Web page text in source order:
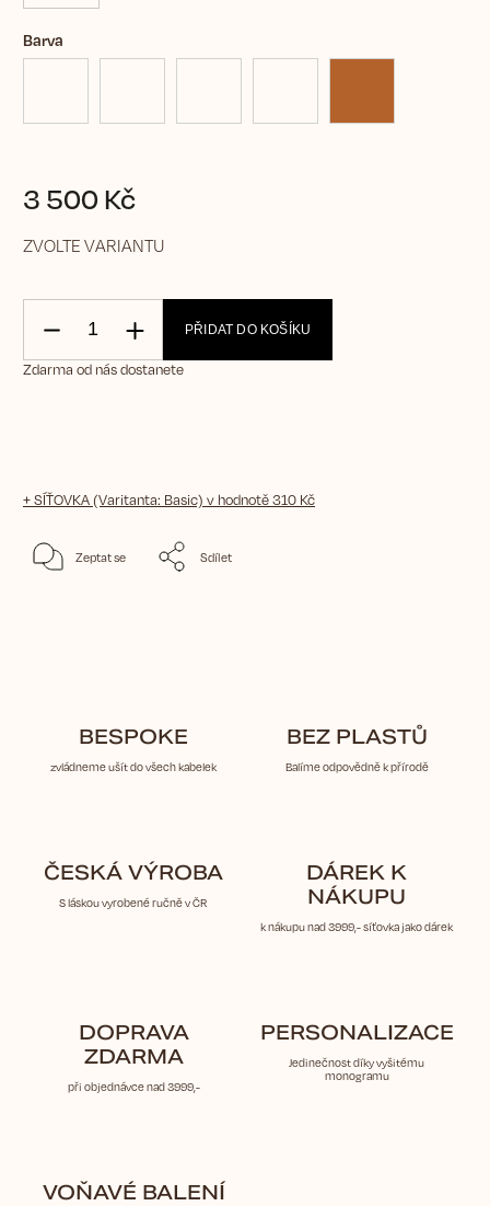
Barva
3 500 Kč
ZVOLTE VARIANTU
PŘIDAT DO KOŠÍKU
Zdarma od nás dostanete
+ SÍŤOVKA (Varitanta: Basic) v hodnotě 310 Kč
Zeptat se Sdílet
BESPOKE
zvládneme ušít do všech kabelek
BEZ PLASTŮ
Balíme odpovědně k přírodě
ČESKÁ VÝROBA
S láskou vyrobené ručně v ČR
DÁREK K
NÁKUPU
k nákupu nad 3999,- síťovka jako dárek
DOPRAVA
ZDARMA
při objednávce nad 3999,-
PERSONALIZACE
Jedinečnost díky vyšitému
monogramu
VOŇAVÉ BALENÍ